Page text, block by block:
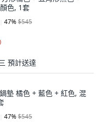
色, 1套
47%$545
)
預計送達
墊 橘色 + 藍色 + 紅色, 混
47%$545